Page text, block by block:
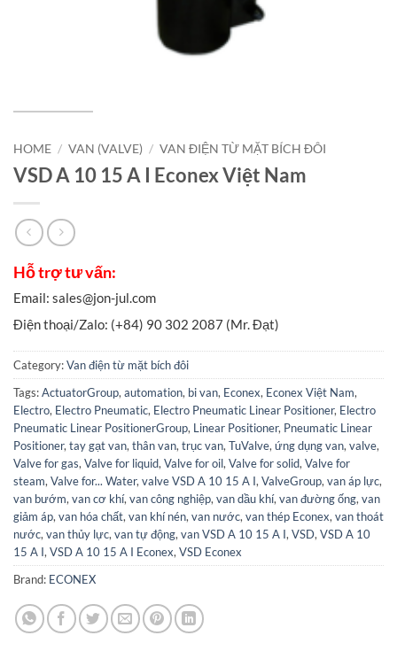
HOME / VAN (VALVE) / VAN ĐIỆN TỪ MẶT BÍCH ĐÔI
VSD A 10 15 A I Econex Việt Nam
Category:Van điện từ mặt bích đôi
Tags:ActuatorGroup,automation, bi van, Econex, Econex Việt Nam,
Electro, Electro Pneumatic, Electro Pneumatic Linear Positioner, Electro
Pneumatic Linear PositionerGroup, Linear Positioner, Pneumatic Linear
Positioner,tay gạt van,thân van,trục van,TuValve,ứng dụng van,valve,
Valve for gas,Valve for liquid,Valve for oil,Valve for solid,Valve for
steam,Valve for... Water,valve VSD A 10 15 A I,ValveGroup,van áp lực,
van bướm,van cơ khí,van công nghiệp,van dầu khí,van đường ống,van
giảm áp,van hóa chất,van khí nén,van nước,van thép Econex,van thoát
nước,van thủy lực,van tự động,van VSD A 10 15 A I,VSD,VSD A 10
15 A I,VSD A 10 15 A I Econex,VSD Econex
Brand: ECONEX